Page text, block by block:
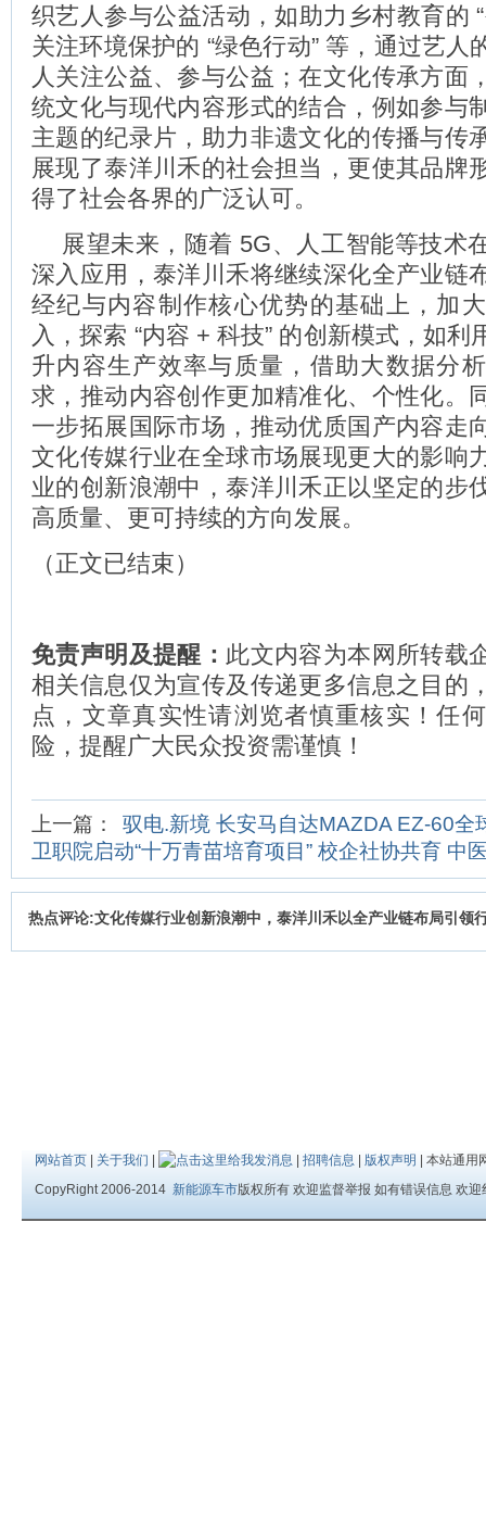
织艺人参与公益活动，如助力乡村教育的
关注环境保护的 “绿色行动” 等，通过艺人
人关注公益、参与公益；在文化传承方面
统文化与现代内容形式的结合，例如参与
主题的纪录片，助力非遗文化的传播与传
展现了泰洋川禾的社会担当，更使其品牌
得了社会各界的广泛认可。
展望未来，随着 5G、人工智能等技术
深入应用，泰洋川禾将继续深化全产业链
经纪与内容制作核心优势的基础上，加
入，探索 “内容 + 科技” 的创新模式，如利
升内容生产效率与质量，借助大数据分
求，推动内容创作更加精准化、个性化。
一步拓展国际市场，推动优质国产内容走
文化传媒行业在全球市场展现更大的影响
业的创新浪潮中，泰洋川禾正以坚定的步
高质量、更可持续的方向发展。
（正文已结束）
免责声明及提醒： 此文内容为本网所转载
相关信息仅为宣传及传递更多信息之目的
点，文章真实性请浏览者慎重核实！任
险，提醒广大民众投资需谨慎！
上一篇：
驭电.新境 长安马自达MAZDA EZ-60全
卫职院启动“十万青苗培育项目” 校企社协共育 中
热点评论:文化传媒行业创新浪潮中，泰洋川禾以全产业链布局引领
网站首页 | 关于我们 | | 招聘信息 | 版权声明 | 本站通用
CopyRight 2006-2014 新能源车市版权所有 欢迎监督举报 如有错误信息 欢迎